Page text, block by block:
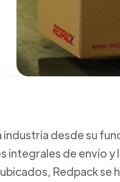
desde su
de envío y
Redpack se